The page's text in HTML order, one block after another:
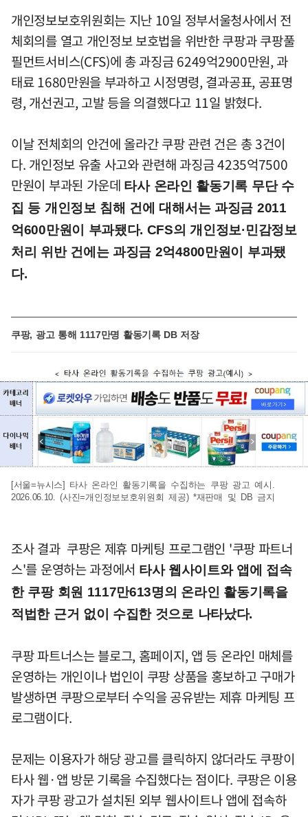
개인정보보호위원회는 지난 10일 정부서울청사에서 전
체회의를 열고 개인정보 보호법을 위반한 쿠팡과 쿠팡풀
필먼트서비스(CFS)에 총 과징금 6249억2900만원, 과
태료 1680만원을 부과하고 시정명령, 결과공표, 공표명
령, 개선권고, 고발 등을 의결했다고 11일 밝혔다.
이날 전체회의 안건에 올라간 쿠팡 관련 건은 총 3건이
다. 개인정보 유출 사고와 관련해 과징금 4235억7500
만원이 부과된 가운데 타사 온라인 활동기록 무단 수
집 등 개인정보 침해 건에 대해서는 과징금 2011
억600만원이 부과됐다. CFS의 개인정보·민감정보
처리 위반 건에는 과징금 2억4800만원이 부과됐
다.
쿠팡, 광고 통해 1117만명 활동기록 DB 저장
[서울=뉴시스] 타사 온라인 활동기록을 수집하는 쿠팡 광고 예시.
2026.06.10. (사진=개인정보보호위원회 제공) *재판매 및 DB 금지
조사 결과 쿠팡은 제휴 마케팅 프로그램인 '쿠팡 파트너
스'를 운영하는 과정에서 타사 웹사이트와 앱에 접속
한 쿠팡 회원 1117만613명의 온라인 활동기록을
적법한 근거 없이 수집한 것으로 나타났다.
쿠팡 파트너스는 블로그, 홈페이지, 앱 등 온라인 매체를
운영하는 개인이나 법인이 쿠팡 상품을 홍보하고 구매가
발생하면 쿠팡으로부터 수익을 공유받는 제휴 마케팅 프
로그램이다.
문제는 이용자가 해당 광고를 클릭하지 않더라도 쿠팡이
타사 웹·앱 방문 기록을 수집했다는 점이다. 쿠팡은 이용
자가 쿠팡 광고가 설치된 외부 웹사이트나 앱에 접속하